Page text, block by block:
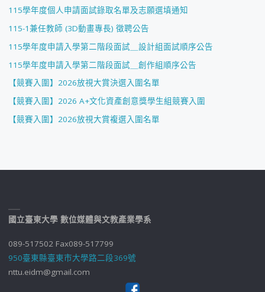
115學年度個人申請面試錄取名單及志願選填通知
115-1兼任教師 (3D動畫專長) 徵聘公告
115學年度申請入學第二階段面試＿設計組面試順序公告
115學年度申請入學第二階段面試＿創作組順序公告
【競賽入圍】2026放視大賞決選入圍名單
【競賽入圍】2026 A+文化資產創意獎學生組競賽入圍
【競賽入圍】2026放視大賞複選入圍名單
國立臺東大學 數位媒體與文教產業學系
089-517502 Fax089-517799
950臺東縣臺東市大學路二段369號
nttu.eidm@gmail.com